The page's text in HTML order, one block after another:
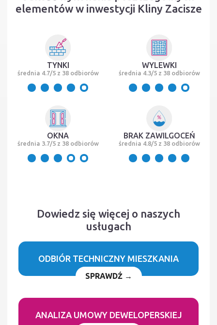
elementów w inwestycji Kliny Zacisze
TYNKI
średnia 4.7/5 z 38 odbiorów
WYLEWKI
średnia 4.3/5 z 38 odbiorów
OKNA
średnia 3.7/5 z 38 odbiorów
BRAK ZAWILGOCEŃ
średnia 4.8/5 z 38 odbiorów
Dowiedz się więcej o naszych
usługach
ODBIÓR TECHNICZNY MIESZKANIA
SPRAWDŹ →
ANALIZA UMOWY DEWELOPERSKIEJ